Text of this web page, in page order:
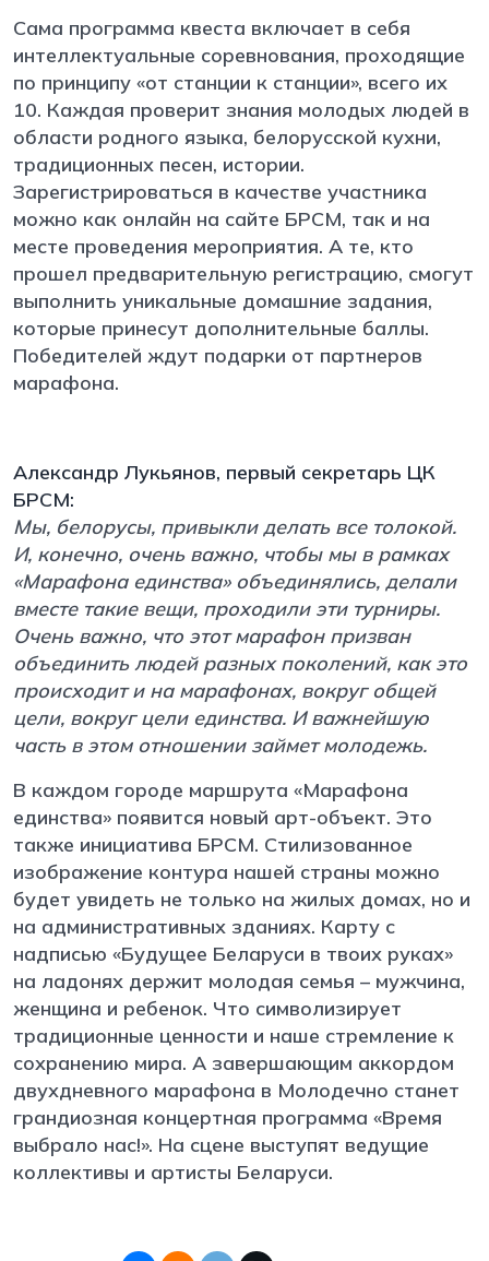
Сама программа квеста включает в себя
интеллектуальные соревнования, проходящие
по принципу «от станции к станции», всего их
10. Каждая проверит знания молодых людей в
области родного языка, белорусской кухни,
традиционных песен, истории.
Зарегистрироваться в качестве участника
можно как онлайн на сайте БРСМ, так и на
месте проведения мероприятия. А те, кто
прошел предварительную регистрацию, смогут
выполнить уникальные домашние задания,
которые принесут дополнительные баллы.
Победителей ждут подарки от партнеров
марафона.
Александр Лукьянов, первый секретарь ЦК
БРСМ:
Мы, белорусы, привыкли делать все толокой.
И, конечно, очень важно, чтобы мы в рамках
«Марафона единства» объединялись, делали
вместе такие вещи, проходили эти турниры.
Очень важно, что этот марафон призван
объединить людей разных поколений, как это
происходит и на марафонах, вокруг общей
цели, вокруг цели единства. И важнейшую
часть в этом отношении займет молодежь.
В каждом городе маршрута «Марафона
единства» появится новый арт-объект. Это
также инициатива БРСМ. Стилизованное
изображение контура нашей страны можно
будет увидеть не только на жилых домах, но и
на административных зданиях. Карту с
надписью «Будущее Беларуси в твоих руках»
на ладонях держит молодая семья – мужчина,
женщина и ребенок. Что символизирует
традиционные ценности и наше стремление к
сохранению мира. А завершающим аккордом
двухдневного марафона в Молодечно станет
грандиозная концертная программа «Время
выбрало нас!». На сцене выступят ведущие
коллективы и артисты Беларуси.